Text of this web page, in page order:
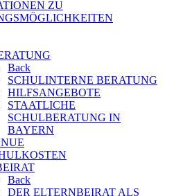
ZU
Back
SCHULINTERNE BERATUNG
HILFSANGEBOTE
STAATLICHE
SCHULBERATUNG IN
BAYERN
Back
DER ELTERNBEIRAT ALS